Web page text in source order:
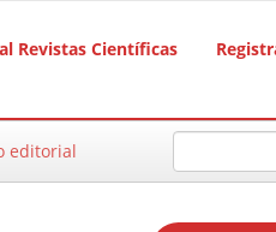
Revistas Científicas
editorial